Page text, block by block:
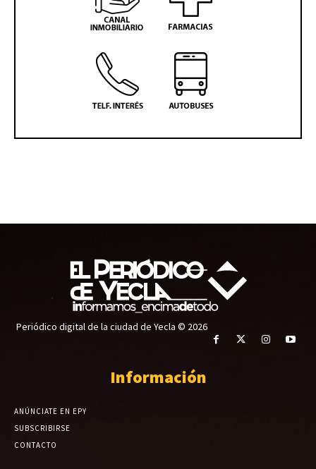
Periódico digital de la ciudad de Yecla © 2026
Información
ANÚNCIATE EN EPY
SUBSCRIBIRSE
CONTACTO